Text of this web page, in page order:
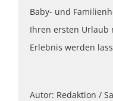
Baby- und
Ihren ersten Urlaub
Erlebnis werden
Autor: Redaktion /